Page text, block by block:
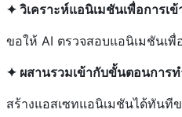
✦ วิเคราะห์แอนิเมชันเพื่อการเ
ขอให้ AI ตรวจสอบแอนิเมชันเ
✦ ผสานรวมเข้ากับขั้นตอนการท
สร้างแอสเซทแอนิเมชันได้ทันที